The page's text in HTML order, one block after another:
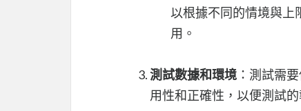
以根據不同的情境與上
用。
測試數據和環境 ：測試需
用性和正確性，以便測試的